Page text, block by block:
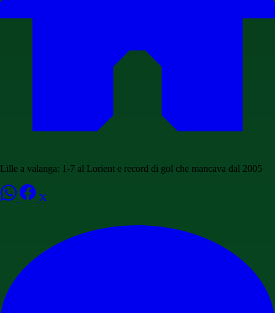
Lille a valanga: 1-7 al Lorient e record di gol che mancava dal 2005